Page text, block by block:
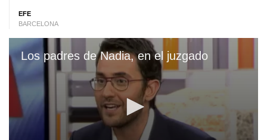
EFE
BARCELONA
Los padres de Nadia, en el juzgado